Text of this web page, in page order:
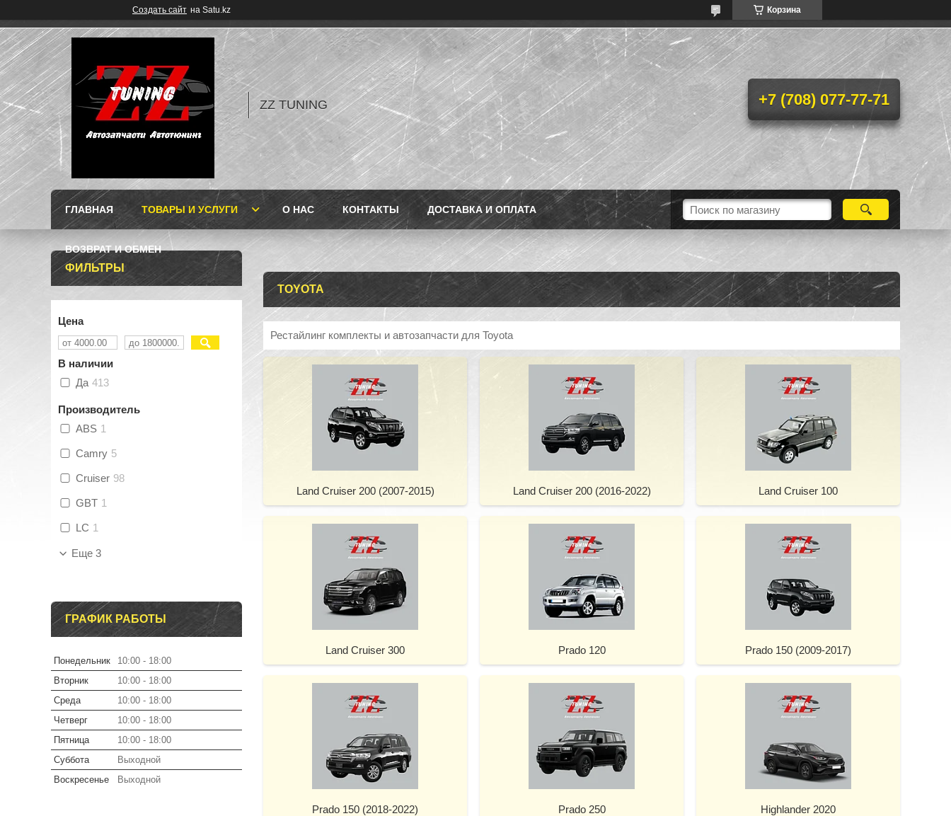
Создать сайт на Satu.kz Корзина
ZZ TUNING +7 (708) 077-77-71
ГЛАВНАЯ ТОВАРЫ И УСЛУГИ О НАС КОНТАКТЫ ДОСТАВКА И ОПЛАТА
ВОЗВРАТ И ОБМЕН
TOYOTA
Рестайлинг комплекты и автозапчасти для Toyota
Land Cruiser 200 (2007-2015) Land Cruiser 200 (2016-2022) Land Cruiser 100
Land Cruiser 300 Prado 120 Prado 150 (2009-2017)
Prado 150 (2018-2022) Prado 250 Highlander 2020
ФИЛЬТРЫ
Цена
В наличии
Да 413
Производитель
ABS 1
Camry 5
Cruiser 98
GBT 1
LC 1
Еще 3
ГРАФИК РАБОТЫ
Понедельник 10:00
18:00
Вторник
10:00
18:00
Среда
10:00
18:00
Четверг
10:00
18:00
Пятница
10:00
18:00
Суббота
Выходной
Воскресенье
Выходной